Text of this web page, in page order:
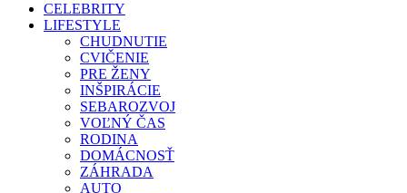
CELEBRITY
LIFESTYLE
CHUDNUTIE
CVIČENIE
PRE ŽENY
INŠPIRÁCIE
SEBAROZVOJ
VOĽNÝ ČAS
RODINA
DOMÁCNOSŤ
ZÁHRADA
AUTO